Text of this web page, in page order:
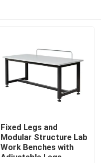
Fixed Legs and
Modular Structure Lab
Work Benches with
Adjustable Legs